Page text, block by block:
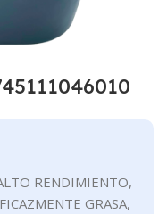
RENDIMIENTO,
GRASA,